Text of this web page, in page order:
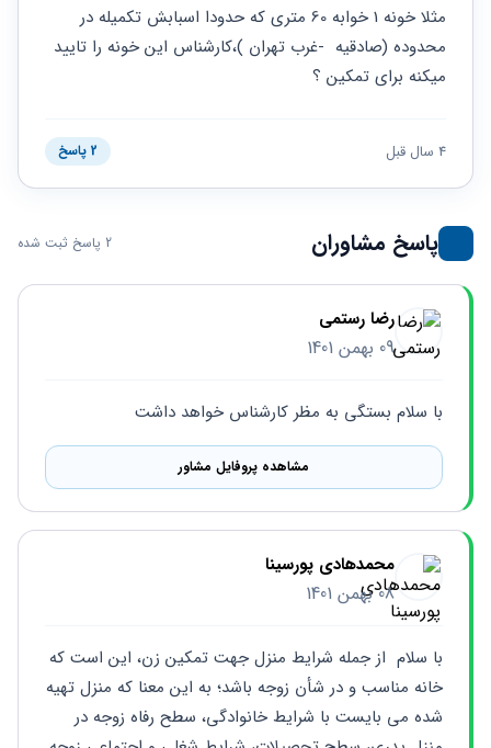
برنامه نویسی
طلاق
حقوقی
مهریه
حقوقی
کسب
بهینه
سازی
ثبت
شرکت
میکنه برای تمکین ؟
4 سال قبل 2 پاسخ
پاسخ مشاوران 2 پاسخ ثبت شده
رضا رستمی
09 بهمن 1401
با سلام بستگی به مظر کارشناس خواهد داشت
مشاهده پروفایل مشاور
محمدهادی پورسینا
08 بهمن 1401